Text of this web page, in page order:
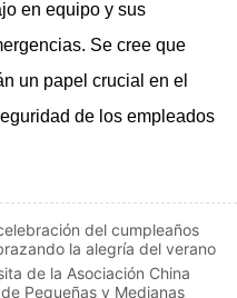
del cumpleaños
la alegría del verano
de la Asociación China
Pequeñas y Medianas